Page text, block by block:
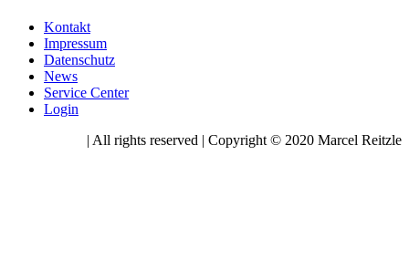
Kontakt
Impressum
Datenschutz
News
Service Center
Login
| All rights reserved | Copyright © 2020 Marcel Reitzle